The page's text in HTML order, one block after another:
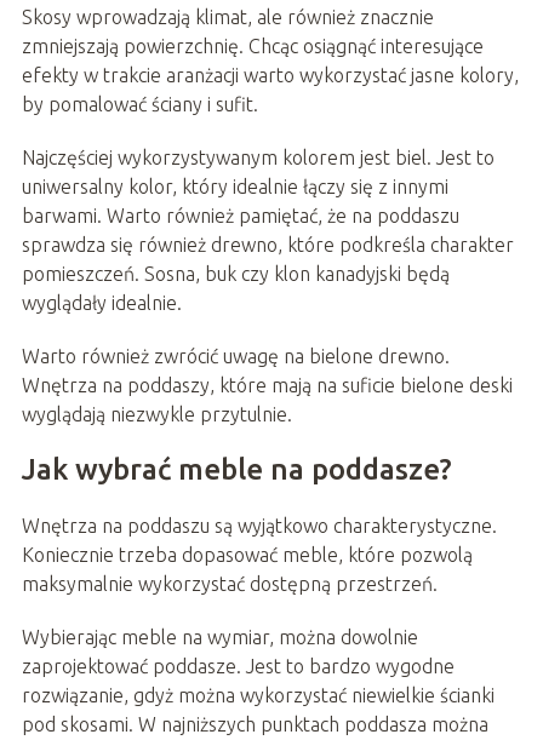
Skosy wprowadzają klimat, ale również znacznie
zmniejszają powierzchnię. Chcąc osiągnąć interesujące
efekty w trakcie aranżacji warto wykorzystać jasne kolory,
by pomalować ściany i sufit.
Najczęściej wykorzystywanym kolorem jest biel. Jest to
uniwersalny kolor, który idealnie łączy się z innymi
barwami. Warto również pamiętać, że na poddaszu
sprawdza się również drewno, które podkreśla charakter
pomieszczeń. Sosna, buk czy klon kanadyjski będą
wyglądały idealnie.
Warto również zwrócić uwagę na bielone drewno.
Wnętrza na poddaszy, które mają na suficie bielone deski
wyglądają niezwykle przytulnie.
Jak wybrać meble na poddasze?
Wnętrza na poddaszu są wyjątkowo charakterystyczne.
Koniecznie trzeba dopasować meble, które pozwolą
maksymalnie wykorzystać dostępną przestrzeń.
Wybierając meble na wymiar, można dowolnie
zaprojektować poddasze. Jest to bardzo wygodne
rozwiązanie, gdyż można wykorzystać niewielkie ścianki
pod skosami. W najniższych punktach poddasza można